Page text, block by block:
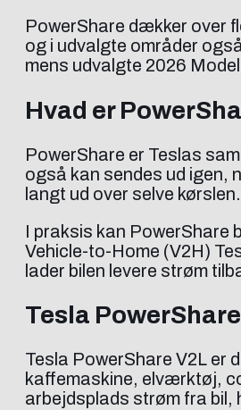
PowerShare dækker over
og i udvalgte områder
mens udvalgte 2026
Hvad er
PowerShare er Teslas
også kan sendes ud igen,
langt ud over selve kørslen.
I praksis kan PowerShare
Vehicle-to-Home (V2H)
lader bilen levere strøm
Tesla
Tesla PowerShare V2L er
kaffemaskine, elværktøj,
arbejdsplads strøm fra bil,